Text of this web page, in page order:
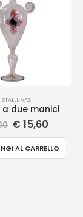
,VASI
due manici
€ 15,60
AL CARRELLO